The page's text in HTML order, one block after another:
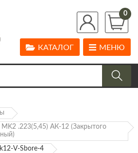
0
МЕНЮ
КАТАЛОГ
.223(5,45) АК-12 (закрытого
V-Sbore-4